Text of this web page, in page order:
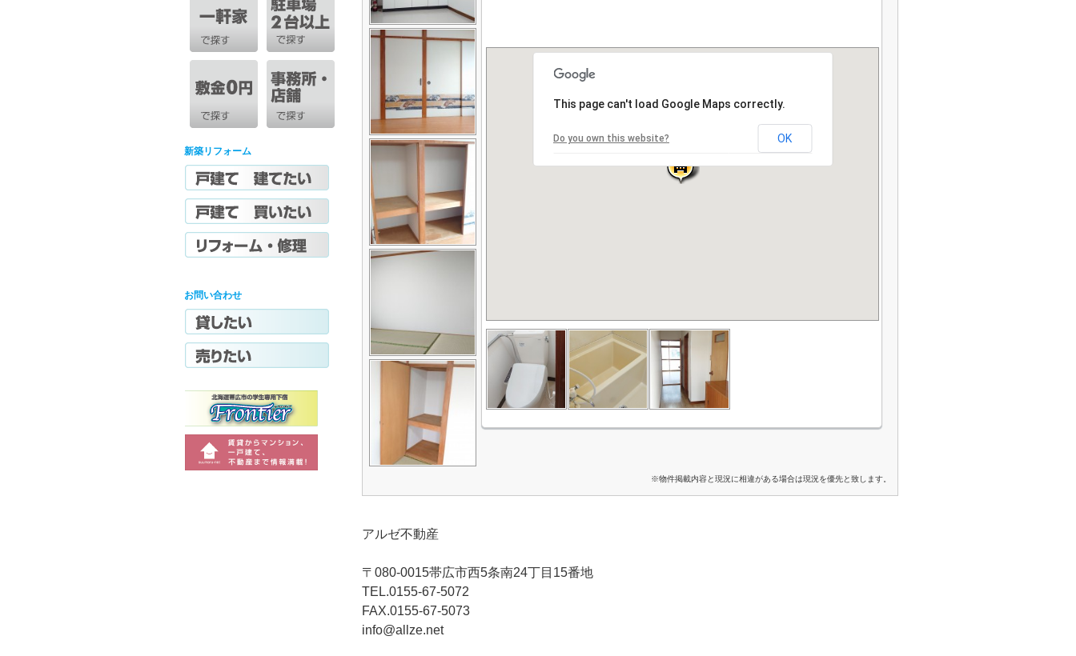
This page can't load Google Maps correctly.
Do you own this website? OK
※物件掲載内容と現況に相違がある場合は現況を優先と致します。
アルゼ不動産
〒080-0015帯広市西5条南24丁目15番地
TEL.0155-67-5072
FAX.0155-67-5073
info@allze.net
新築リフォーム
お問い合わせ